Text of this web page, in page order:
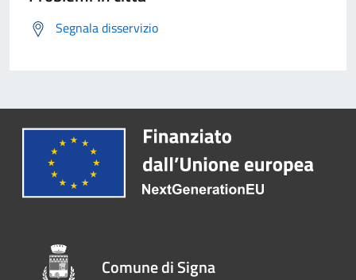
Segnala disservizio
Comune di Signa